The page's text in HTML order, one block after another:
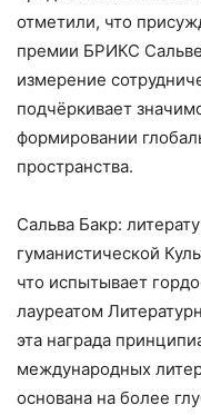
отметили, что
премии БРИКС Сальве
измерение
подчёркивает
формировании
пространства.
Сальва Бакр:
гуманистической
что испытывает
лауреатом
эта награда
международных
основана на более